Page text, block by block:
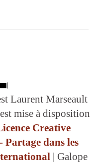
Laurent Marseault
mise à disposition
Creative
dans les
| Galope